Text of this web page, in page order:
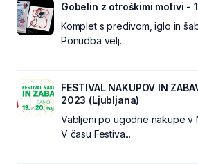
Gobelin z otroškimi motivi -
Komplet s predivom, iglo in
Ponudba velj...
FESTIVAL NAKUPOV IN
2023 (Ljubljana)
Vabljeni po ugodne nakupe v
V času Festiva...